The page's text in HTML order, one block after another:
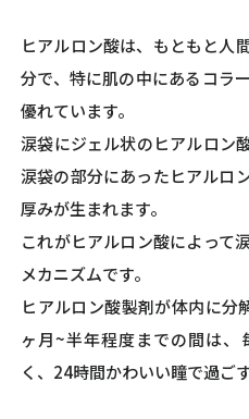
ヒアルロン酸は、もともと人
分で、特に肌の中にあるコラ
優れています。
涙袋にジェル状のヒアルロン
涙袋の部分にあったヒアルロ
厚みが生まれます。
これがヒアルロン酸によって
メカニズムです。
ヒアルロン酸製剤が体内に分
ヶ月~半年程度までの間は、
く、24時間かわいい瞳で過ご